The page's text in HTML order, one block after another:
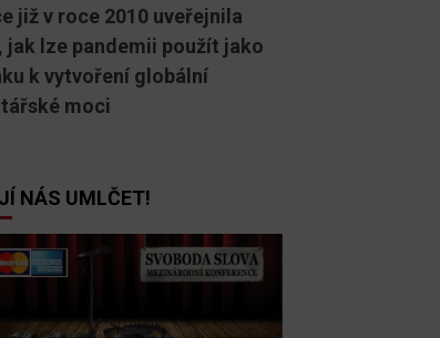
již v roce 2010 uveřejnila
jak lze pandemii použít jako
k vytvoření globální
moci
NÁS UMLČET!